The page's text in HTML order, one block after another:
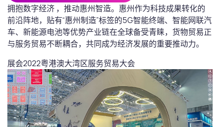
拥抱数字经济 ，推动惠州智造。惠州作为科技成果转化的
前沿阵地，贴有“惠州制造”标签的5G智能终端、智能网联汽
车、新能源电池等优势产业链在全球备受青睐，货物贸易正
与服务贸易不断耦合，共同成为经济发展的重要推动力。
展会2022粤港澳大湾区服务贸易大会